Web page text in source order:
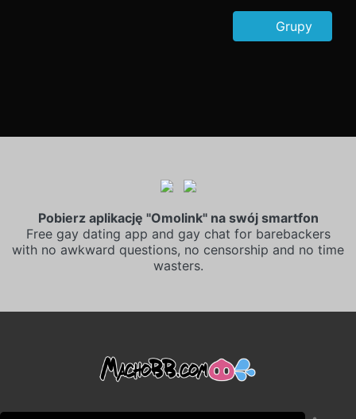
Grupy
Pobierz aplikację "Omolink" na swój smartfon
Free gay dating app and gay chat for barebackers
with no awkward questions, no censorship and no time
wasters.